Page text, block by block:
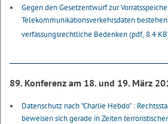
Gegen den Gesetzentwurf zur
Telekommunikationsverkehrsdaten
verfassungsrechtliche Bedenken(pdf, 8.4
89. Konferenz am 18. und 19. März
Datenschutz nach "Charlie Hebdo" :
beweisen sich gerade in Zeiten